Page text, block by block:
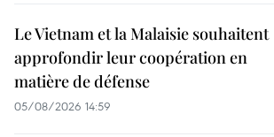
Le Vietnam et la Malaisie souhaitent
approfondir leur coopération en
matière de défense
05/08/2026 14:59